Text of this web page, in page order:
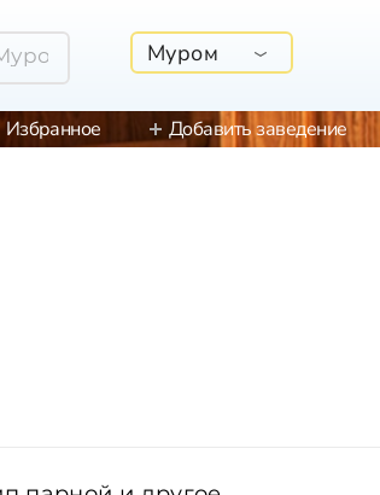
Муром
Избранное Добавить заведение